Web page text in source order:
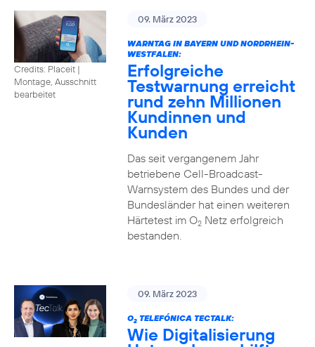
Credits: Placeit |
Montage, Ausschnitt
bearbeitet
09. März 2023
WARNTAG IN BAYERN UND NORDRHEIN-
WESTFALEN:
Erfolgreiche
Testwarnung erreicht
rund zehn Millionen
Kundinnen und
Kunden
Das seit vergangenem Jahr
betriebene Cell-Broadcast-
Warnsystem des Bundes und der
Bundesländer hat einen weiteren
Härtetest im O2Netz erfolgreich
bestanden.
09. März 2023
O2TELEFÓNICA TECTALK:
Wie Digitalisierung